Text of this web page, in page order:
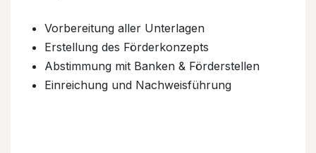
Vorbereitung aller Unterlagen
Erstellung des Förderkonzepts
Abstimmung mit Banken & Förderstellen
Einreichung und Nachweisführung